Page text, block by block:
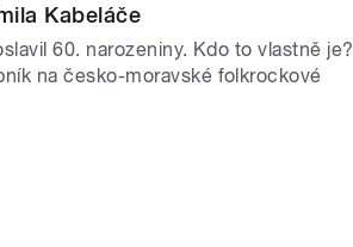
Kabeláče
60. narozeniny. Kdo to vlastně je?
na česko-moravské folkrockové